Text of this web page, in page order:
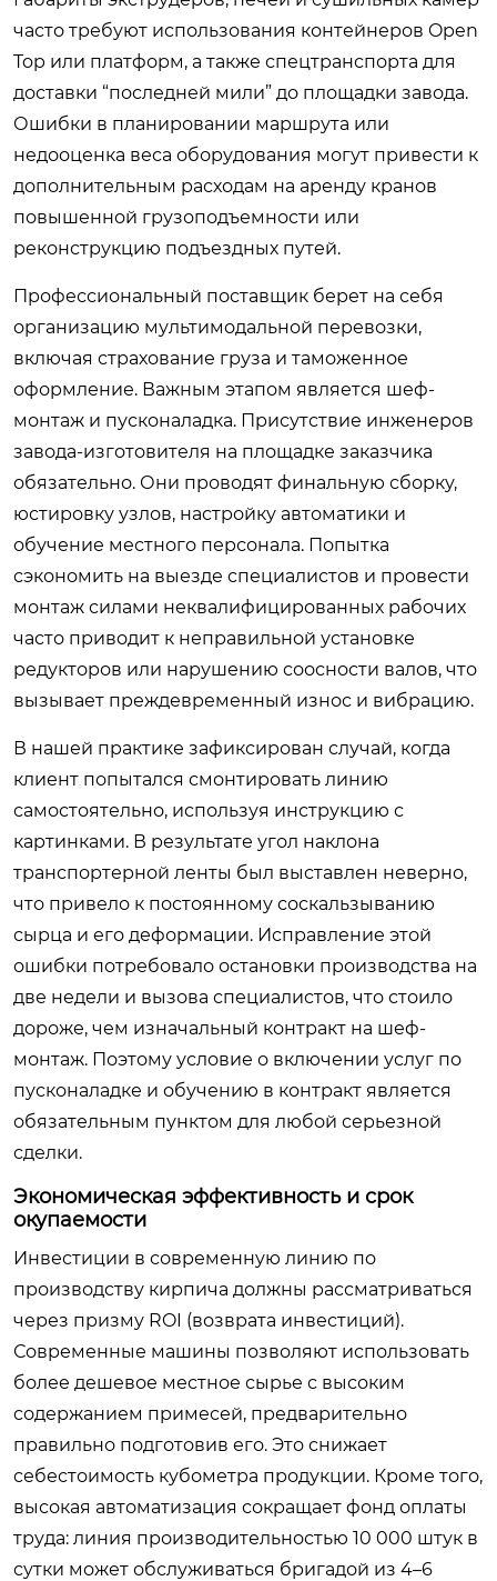
часто требуют использования контейнеров Open
Top или платформ, а также спецтранспорта для
доставки “последней мили” до площадки завода.
Ошибки в планировании маршрута или
недооценка веса оборудования могут привести к
дополнительным расходам на аренду кранов
повышенной грузоподъемности или
реконструкцию подъездных путей.
Профессиональный поставщик берет на себя
организацию мультимодальной перевозки,
включая страхование груза и таможенное
оформление. Важным этапом является шеф-
монтаж и пусконаладка. Присутствие инженеров
завода-изготовителя на площадке заказчика
обязательно. Они проводят финальную сборку,
юстировку узлов, настройку автоматики и
обучение местного персонала. Попытка
сэкономить на выезде специалистов и провести
монтаж силами неквалифицированных рабочих
часто приводит к неправильной установке
редукторов или нарушению соосности валов, что
вызывает преждевременный износ и вибрацию.
В нашей практике зафиксирован случай, когда
клиент попытался смонтировать линию
самостоятельно, используя инструкцию с
картинками. В результате угол наклона
транспортерной ленты был выставлен неверно,
что привело к постоянному соскальзыванию
сырца и его деформации. Исправление этой
ошибки потребовало остановки производства на
две недели и вызова специалистов, что стоило
дороже, чем изначальный контракт на шеф-
монтаж. Поэтому условие о включении услуг по
пусконаладке и обучению в контракт является
обязательным пунктом для любой серьезной
сделки.
Экономическая эффективность и срок
окупаемости
Инвестиции в современную линию по
производству кирпича должны рассматриваться
через призму ROI (возврата инвестиций).
Современные машины позволяют использовать
более дешевое местное сырье с высоким
содержанием примесей, предварительно
правильно подготовив его. Это снижает
себестоимость кубометра продукции. Кроме того,
высокая автоматизация сокращает фонд оплаты
труда: линия производительностью 10 000 штук в
сутки может обслуживаться бригадой из 4–6